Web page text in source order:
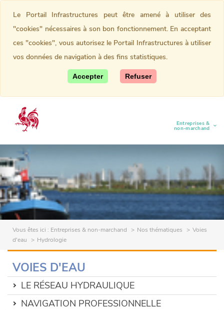
Entreprises &
non-marchand
(current)
Vous êtes ici : Entreprises & non-marchand Nos thématiques
Voies
d'eau
Hydrologie
VOIES D'EAU
LE RÉSEAU HYDRAULIQUE
NAVIGATION PROFESSIONNELLE
Le Portail Infrastructures peut être amené à utiliser des
"cookies" nécessaires à son bon fonctionnement. En acceptant
ces "cookies", vous autorisez le Portail Infrastructures à utiliser
vos données de navigation à des fins statistiques.
Accepter Refuser